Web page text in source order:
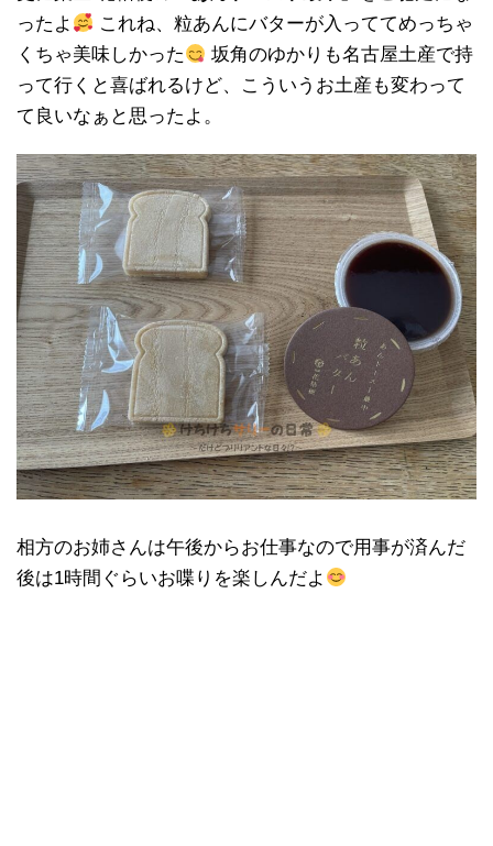
ったよ
これね、粒あんにバターが入っててめっちゃ
くちゃ美味しかった
坂角のゆかりも名古屋土産で持
って行くと喜ばれるけど、こういうお土産も変わって
て良いなぁと思ったよ。
相方のお姉さんは午後からお仕事なので用事が済んだ
後は1時間ぐらいお喋りを楽しんだよ